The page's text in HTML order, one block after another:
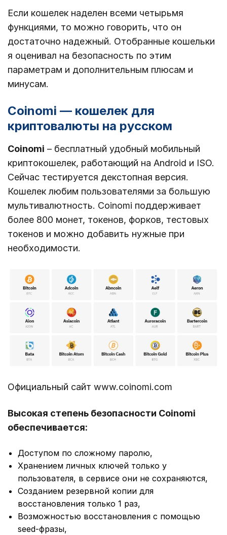
Если кошелек наделен всеми четырьмя
функциями, то можно говорить, что он
достаточно надежный. Отобранные кошельки
я оценивал на безопасность по этим
параметрам и дополнительным плюсам и
минусам.
Coinomi — кошелек для
криптовалюты на русском
Coinomi – бесплатный удобный мобильный
криптокошелек, работающий на Android и ISO.
Сейчас тестируется декстопная версия.
Кошелек любим пользователями за большую
мультивалютность. Coinomi поддерживает
более 800 монет, токенов, форков, тестовых
токенов и можно добавить нужные при
необходимости.
Официальный сайт www.coinomi.com
Высокая степень безопасности Coinomi
обеспечивается:
Доступом по сложному паролю,
Хранением личных ключей только у
пользователя, в сервисе они не сохраняются,
Созданием резервной копии для
восстановления только 1 раз,
Возможностью восстановления с помощью
seed-фразы,